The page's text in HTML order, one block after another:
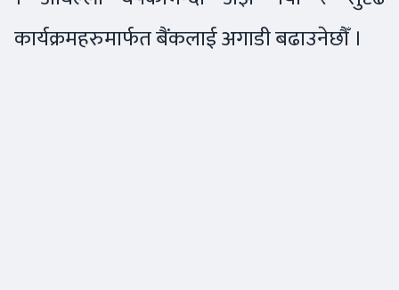
कार्यक्रमहरुमार्फत बैंकलाई अगाडी बढाउनेछौँ ।